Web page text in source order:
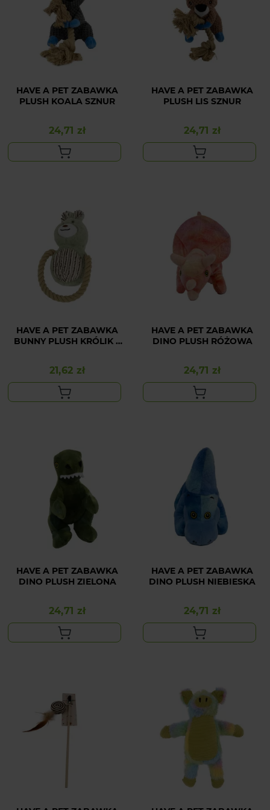
HAVE A PET ZABAWKA
PLUSH KOALA SZNUR
Cena
24,71 zł
HAVE A PET ZABAWKA
PLUSH LIS SZNUR
Cena
24,71 zł
HAVE A PET ZABAWKA
BUNNY PLUSH KRÓLIK Z
Cena
21,62 zł
HAVE A PET ZABAWKA
DINO PLUSH RÓŻOWA
Cena
24,71 zł
HAVE A PET ZABAWKA
DINO PLUSH ZIELONA
Cena
24,71 zł
HAVE A PET ZABAWKA
DINO PLUSH NIEBIESKA
Cena
24,71 zł